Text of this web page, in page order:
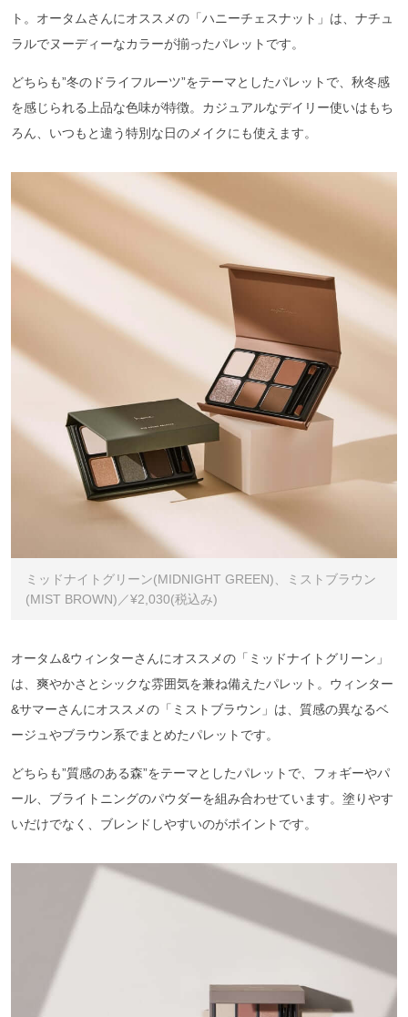
ト。オータムさんにオススメの「ハニーチェスナット」は、ナチュ
ラルでヌーディーなカラーが揃ったパレットです。
どちらも”冬のドライフルーツ”をテーマとしたパレットで、秋冬感
を感じられる上品な色味が特徴。カジュアルなデイリー使いはもち
ろん、いつもと違う特別な日のメイクにも使えます。
ミッドナイトグリーン(MIDNIGHT GREEN)、ミストブラウン
(MIST BROWN)／¥2,030(税込み)
オータム&ウィンターさんにオススメの「ミッドナイトグリーン」
は、爽やかさとシックな雰囲気を兼ね備えたパレット。ウィンター
&サマーさんにオススメの「ミストブラウン」は、質感の異なるベ
ージュやブラウン系でまとめたパレットです。
どちらも”質感のある森”をテーマとしたパレットで、フォギーやパ
ール、ブライトニングのパウダーを組み合わせています。塗りやす
いだけでなく、ブレンドしやすいのがポイントです。